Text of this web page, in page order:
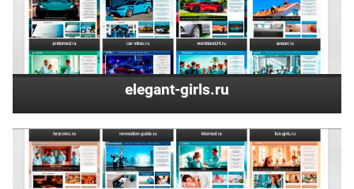
elegant-girls.ru